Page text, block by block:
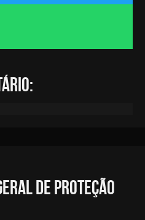
de proteção